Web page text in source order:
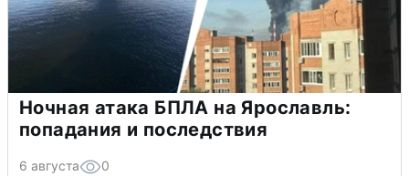
Ночная атака БПЛА на Ярославль:
попадания и последствия
6 августа 0